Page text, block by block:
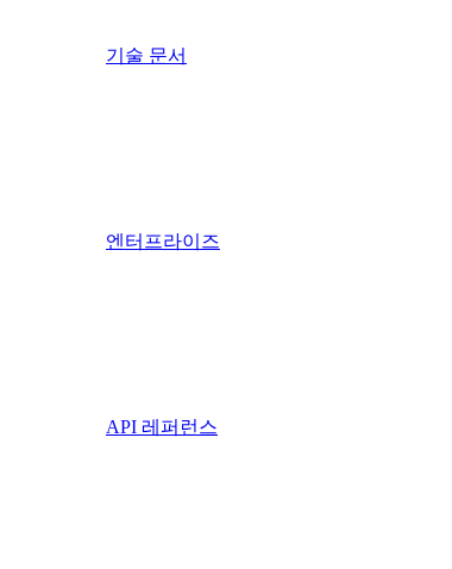
기술 문서
엔터프라이즈
API 레퍼런스